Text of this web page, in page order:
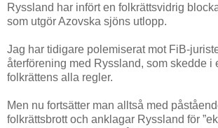
Ryssland har infört en folkrättsvidrig
som utgör Azovska sjöns utlopp.
Jag har tidigare polemiserat mot FiB-
återförening med Ryssland, som skedde i
folkrättens alla regler.
Men nu fortsätter man alltså med
folkrättsbrott och anklagar Ryssland för